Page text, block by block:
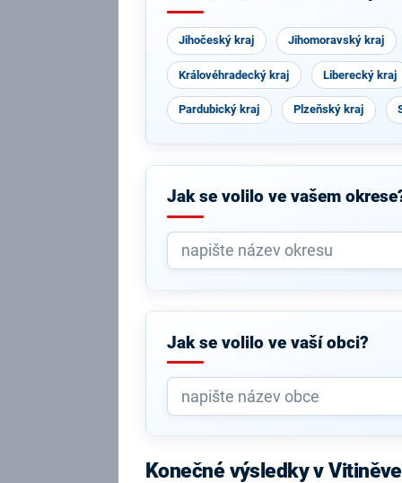
Jihočeský kraj Jihomoravský kraj
Královéhradecký kraj Liberecký kraj
Pardubický kraj Plzeňský kraj
Jak se volilo ve vašem
Jak se volilo ve vaší obci?
Konečné výsledky v